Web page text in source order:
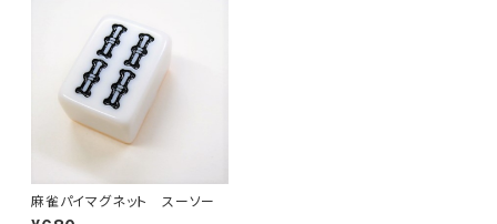
麻雀パイマグネット スーソー